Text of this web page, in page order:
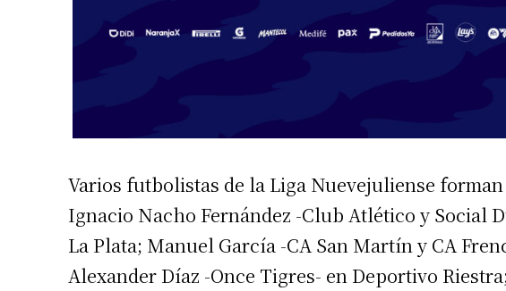
Varios futbolistas de la Liga Nuevejuliense
Ignacio Nacho Fernández -Club Atlético y Social
La Plata; Manuel García -CA San Martín y CA
Alexander Díaz -Once Tigres- en Deportivo